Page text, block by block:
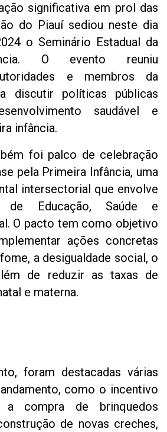
significativa em prol das
do Piauí sediou neste dia
o Seminário Estadual da
O evento reuniu
e membros da
discutir políticas públicas
saudável e
infância.
foi palco de celebração
pela Primeira Infância, uma
intersectorial que envolve
de Educação, Saúde e
O pacto tem como objetivo
ações concretas
a desigualdade social, o
de reduzir as taxas de
e materna.
foram destacadas várias
como o incentivo
a compra de brinquedos
de novas creches,